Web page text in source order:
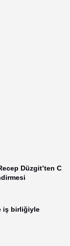
Düzgit’ten C
iş birliğiyle